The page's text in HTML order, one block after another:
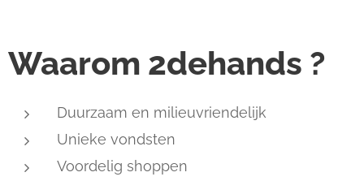
Waarom 2dehands ?
Duurzaam en milieuvriendelijk
Unieke vondsten
Voordelig shoppen